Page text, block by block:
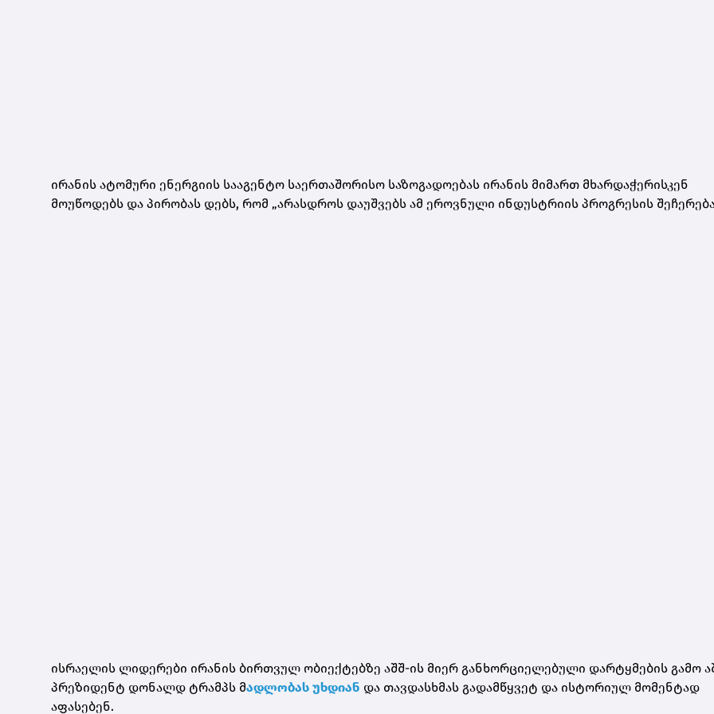
ირანის ატომური ენერგიის სააგენტო საერთაშორისო საზოგადოებას ირანის მიმართ მხარდაჭერისკენ
მოუწოდებს და პირობას დებს, რომ „არასდროს დაუშვებს ამ ეროვნული ინდუსტრიის პროგრესის
ისრაელის ლიდერები ირანის ბირთვულ ობიექტებზე აშშ-ის მიერ განხორციელებული დარტყმების გამო
პრეზიდენტ დონალდ ტრამპს მადლობას უხდიან და თავდასხმას გადამწყვეტ და ისტორიულ მომენტად
აფასებენ.